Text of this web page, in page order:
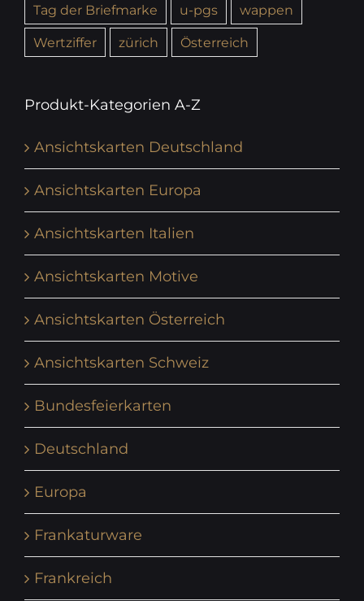
Tag der Briefmarke
u-pgs
wappen
Wertziffer
zürich Österreich
Produkt-Kategorien A-Z
Ansichtskarten Deutschland
Ansichtskarten Europa
Ansichtskarten Italien
Ansichtskarten Motive
Ansichtskarten Österreich
Ansichtskarten Schweiz
Bundesfeierkarten
Deutschland
Europa
Frankaturware
Frankreich